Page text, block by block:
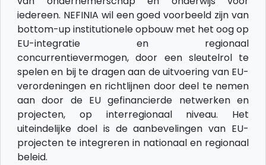
iedereen. NEFINIA wil een goed voorbeeld zijn van
bottom-up institutionele opbouw met het oog op
EU-integratie en regionaal
concurrentievermogen, door een sleutelrol te
spelen en bij te dragen aan de uitvoering van EU-
verordeningen en richtlijnen door deel te nemen
aan door de EU gefinancierde netwerken en
projecten, op interregionaal niveau. Het
uiteindelijke doel is de aanbevelingen van EU-
projecten te integreren in nationaal en regionaal
beleid.